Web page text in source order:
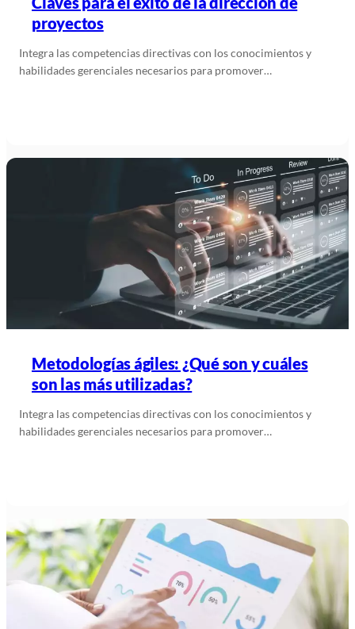
proyectos
Integra las competencias directivas con los conocimientos y
habilidades gerenciales necesarios para promover…
Metodologías ágiles: ¿Qué son y cuáles
son las más utilizadas?
Integra las competencias directivas con los conocimientos y
habilidades gerenciales necesarios para promover…